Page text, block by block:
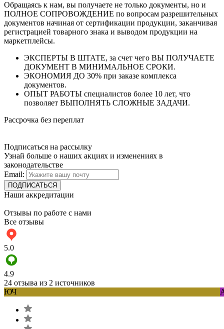
Обращаясь к нам, вы получаете не только документы, но и
ПОЛНОЕ СОПРОВОЖДЕНИЕ по вопросам разрешительных
документов начиная от сертификации продукции, заканчивая
регистрацией товарного знака и выводом продукции на
маркетплейсы.
ЭКСПЕРТЫ В ШТАТЕ, за счет чего ВЫ ПОЛУЧАЕТЕ
ДОКУМЕНТ В МИНИМАЛЬНОЕ СРОКИ.
ЭКОНОМИЯ ДО 30% при заказе комплекса
документов.
ОПЫТ РАБОТЫ специалистов более 10 лет, что
позволяет ВЫПОЛНЯТЬ СЛОЖНЫЕ ЗАДАЧИ.
Рассрочка без переплат
Подписаться на рассылку
Узнай больше о наших акциях и изменениях в
законодательстве
Email:
Наши аккредитации
Отзывы по работе с нами
Все отзывы
5.0
4.9
24 отзыва из 2 источников
ЮЧ